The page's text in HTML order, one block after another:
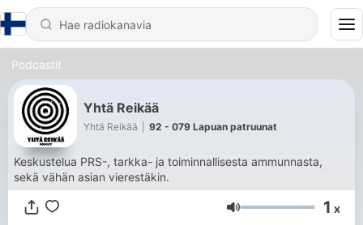
Podcastit
Yhtä Reikää
Yhtä Reikää 92 - 079 Lapuan patruunat
Keskustelua PRS-, tarkka- ja toiminnallisesta ammunnasta,
sekä vähän asian vierestäkin.
Äänenvoimakkuus
1 x